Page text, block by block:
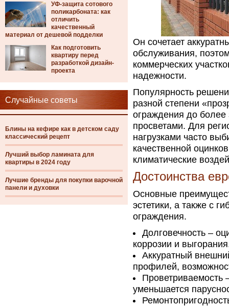
УФ-защита сотового
поликарбоната: как
отличить
качественный
материал от дешевой подделки
Как подготовить
квартиру перед
разработкой дизайн-
проекта
Случайные советы
Блины на кефире как в детском саду
классический рецепт
Лучший выбор ламината для
квартиры в 2024 году
Лучшие бренды для покупки варочной
панели и духовки
Он сочетает
обслуживания,
коммерческих
надежности.
Популярность
разной степени
ограждения до
просветами. Для
нагрузками часто
качественной
климатические
Достоинства
Основные
эстетики, а также с
ограждения.
Долговечность –
коррозии и
Аккуратный
профилей,
Проветриваемость
уменьшается